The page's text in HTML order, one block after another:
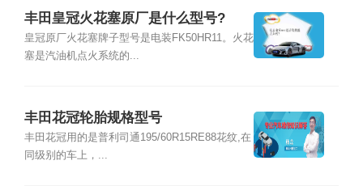
丰田皇冠火花塞原厂是什么型号?
皇冠原厂火花塞牌子型号是电装FK50HR11。火花
塞是汽油机点火系统的...
丰田花冠轮胎规格型号
丰田花冠用的是普利司通195/60R15RE88花纹,在
同级别的车上，...